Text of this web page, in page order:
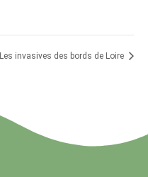
Les invasives des bords de Loire